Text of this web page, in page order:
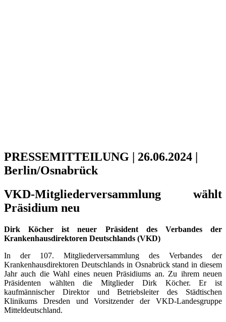
PRESSEMITTEILUNG | 26.06.2024 |
Berlin/Osnabrück
VKD-Mitgliederversammlung wählt
Präsidium neu
Dirk Köcher ist neuer Präsident des Verbandes der
Krankenhausdirektoren Deutschlands (VKD)
In der 107. Mitgliederversammlung des Verbandes der
Krankenhausdirektoren Deutschlands in Osnabrück stand in diesem
Jahr auch die Wahl eines neuen Präsidiums an. Zu ihrem neuen
Präsidenten wählten die Mitglieder Dirk Köcher. Er ist
kaufmännischer Direktor und Betriebsleiter des Städtischen
Klinikums Dresden und Vorsitzender der VKD-Landesgruppe
Mitteldeutschland.